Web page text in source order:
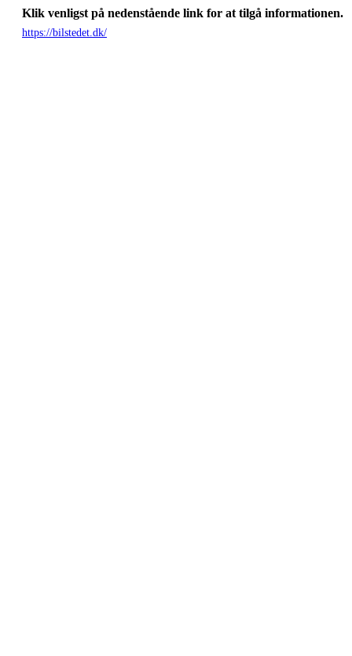
Klik venligst på nedenstående link for at tilgå informationen.
https://bilstedet.dk/